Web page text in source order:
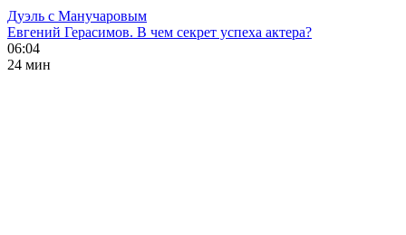
Дуэль с Манучаровым
Евгений Герасимов. В чем секрет успеха актера?
06:04
24 мин